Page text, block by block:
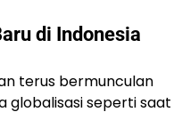
di Indonesia
terus bermunculan
globalisasi seperti saat